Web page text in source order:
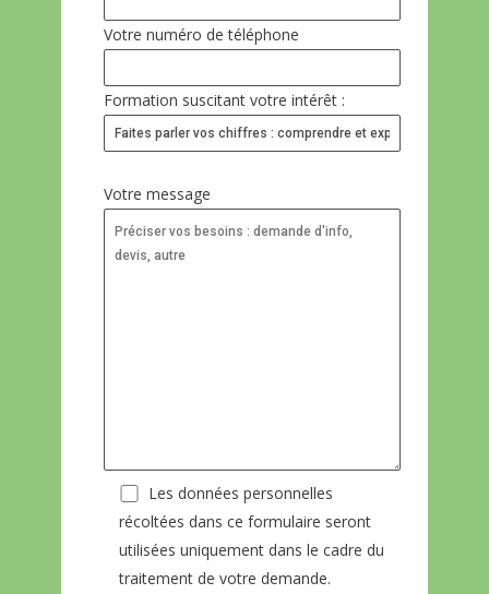
Votre numéro de téléphone
Formation suscitant votre intérêt :
Votre message
Les données personnelles
récoltées dans ce formulaire seront
utilisées uniquement dans le cadre du
traitement de votre demande.